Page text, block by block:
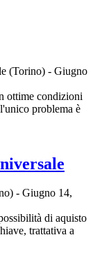
(Torino) - Giugno
ottime condizioni
problema è
- Giugno 14,
di aquisto
trattativa a